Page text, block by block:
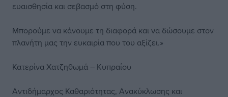
ευαισθησία και σεβασμό στη φύση.
Μπορούμε να κάνουμε τη διαφορά και να δώσουμε στον
πλανήτη μας την ευκαιρία που του αξίζει.»
Κατερίνα Χατζηθωμά – Κυπραίου
Αντιδήμαρχος Καθαριότητας, Ανακύκλωσης και